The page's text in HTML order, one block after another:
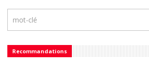
Recommandations